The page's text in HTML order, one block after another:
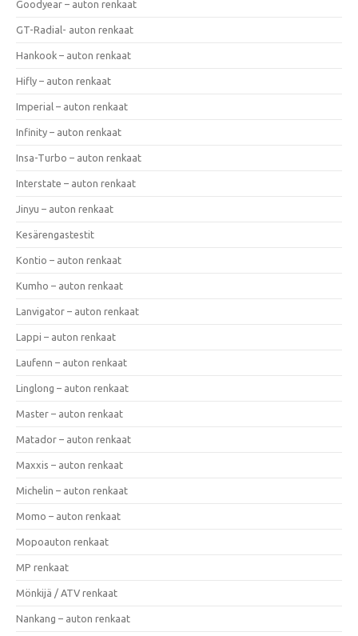
Goodyear – auton renkaat
GT-Radial- auton renkaat
Hankook – auton renkaat
Hifly – auton renkaat
Imperial – auton renkaat
Infinity – auton renkaat
Insa-Turbo – auton renkaat
Interstate – auton renkaat
Jinyu – auton renkaat
Kesärengastestit
Kontio – auton renkaat
Kumho – auton renkaat
Lanvigator – auton renkaat
Lappi – auton renkaat
Laufenn – auton renkaat
Linglong – auton renkaat
Master – auton renkaat
Matador – auton renkaat
Maxxis – auton renkaat
Michelin – auton renkaat
Momo – auton renkaat
Mopoauton renkaat
MP renkaat
Mönkijä / ATV renkaat
Nankang – auton renkaat